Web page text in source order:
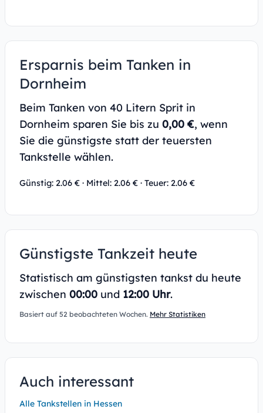
Ersparnis beim Tanken in
Dornheim
Beim Tanken von 40 Litern Sprit in
Dornheim sparen Sie bis zu 0,00 €, wenn
Sie die günstigste statt der teuersten
Tankstelle wählen.
Günstig: 2.06 € · Mittel: 2.06 € · Teuer: 2.06 €
Günstigste Tankzeit heute
Statistisch am günstigsten tankst du heute
zwischen 00:00 und 12:00 Uhr.
Basiert auf 52 beobachteten Wochen. Mehr Statistiken
Auch interessant
Alle Tankstellen in Hessen